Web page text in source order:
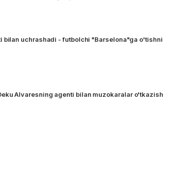
bilan uchrashadi - futbolchi "Barselona"ga o'tishni
Alvaresning agenti bilan muzokaralar o'tkazish